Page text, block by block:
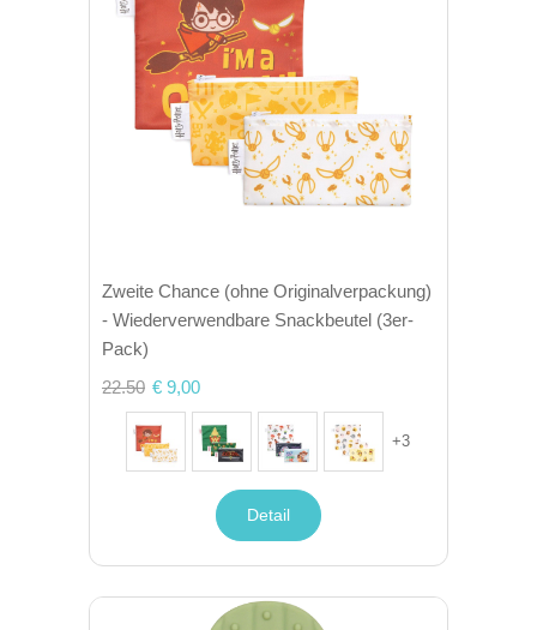
Zweite Chance (ohne Originalverpackung)
- Wiederverwendbare Snackbeutel (3er-
Pack)
22.50 € 9,00
+3
Detail